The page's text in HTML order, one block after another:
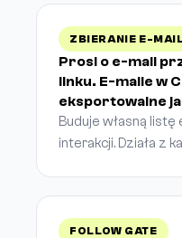
ZBIERANIE E-
Prosi o e-mail
linku. E-maile w
eksportowalne
Buduje własną
interakcji. Działa z
FOLLOW GATE